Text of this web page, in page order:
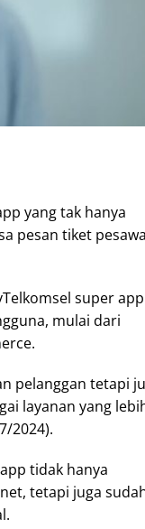
yang tak hanya
pesan tiket
super app
mulai dari
pelanggan tetapi
layanan yang
2024).
tidak hanya
tetapi juga